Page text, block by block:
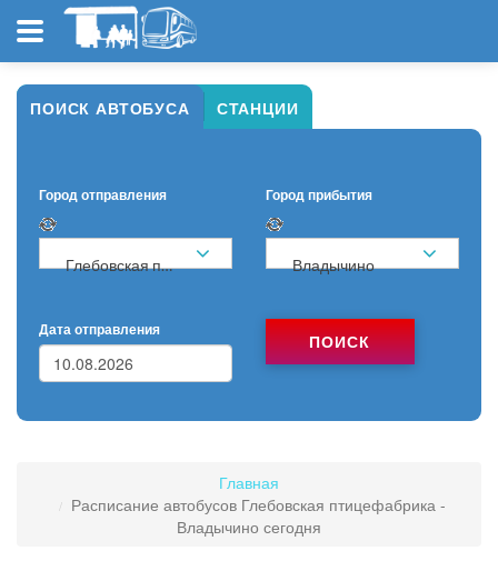
ПОИСК АВТОБУСА СТАНЦИИ
Город отправления
Глебовская птицефабрика
Город прибытия
Владычино
Дата отправления
ПОИСК
Главная
Расписание автобусов Глебовская птицефабрика -
Владычино сегодня